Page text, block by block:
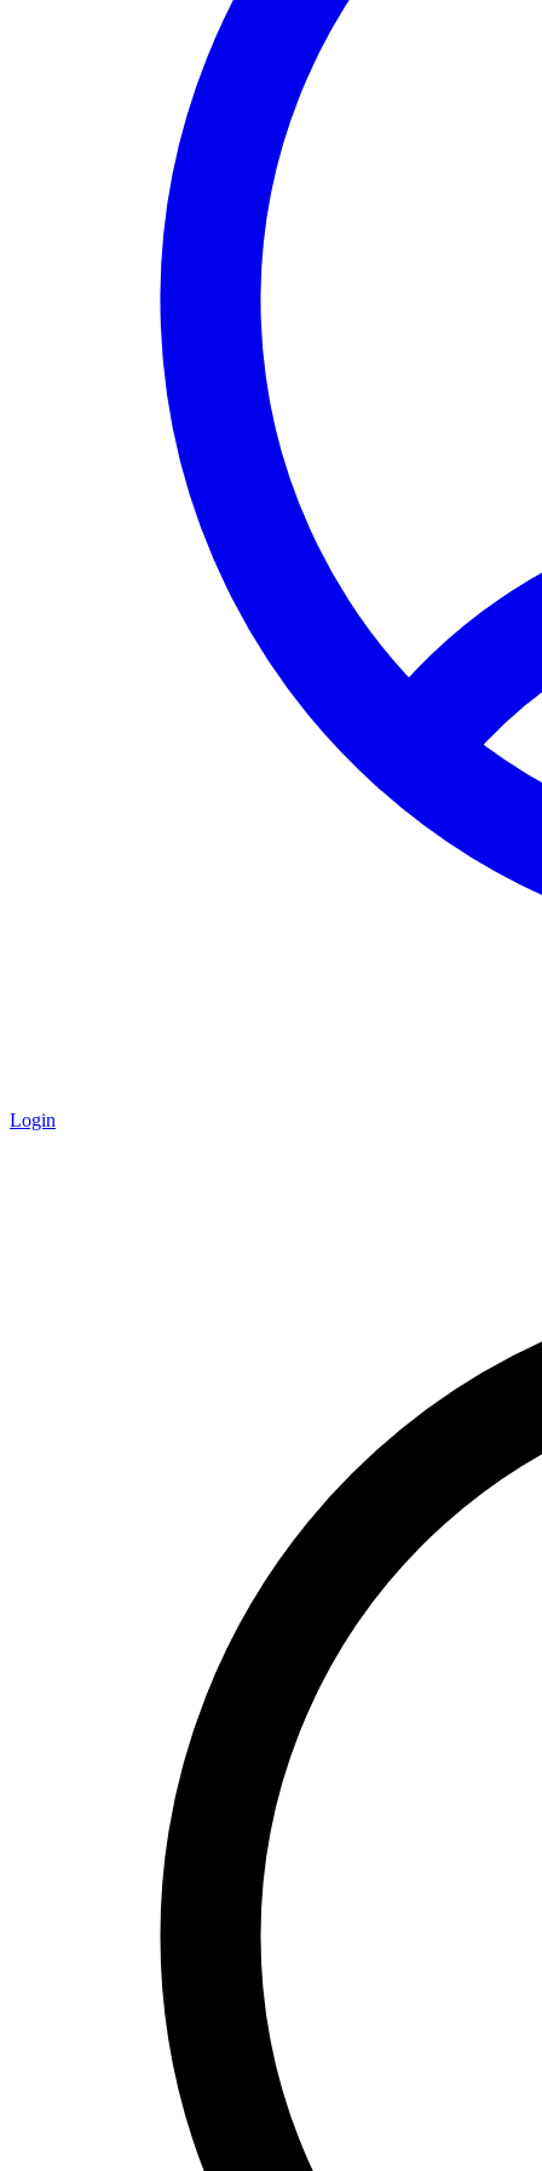
Login